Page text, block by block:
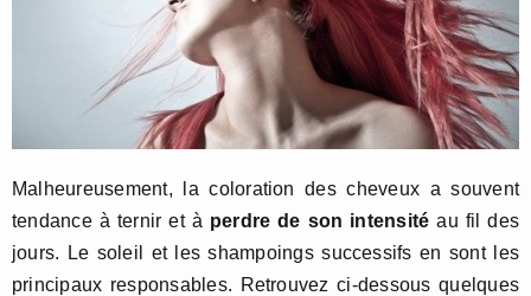
Malheureusement, la coloration des cheveux a souvent
tendance à ternir et à perdre de son intensité au fil des
jours. Le soleil et les shampoings successifs en sont les
principaux responsables. Retrouvez ci-dessous quelques